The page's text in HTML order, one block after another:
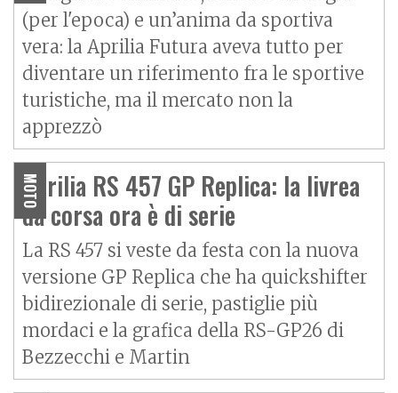
(per l'epoca) e un’anima da sportiva
vera: la Aprilia Futura aveva tutto per
diventare un riferimento fra le sportive
turistiche, ma il mercato non la
apprezzò
MOTO
Aprilia RS 457 GP Replica: la livrea
da corsa ora è di serie
La RS 457 si veste da festa con la nuova
versione GP Replica che ha quickshifter
bidirezionale di serie, pastiglie più
mordaci e la grafica della RS-GP26 di
Bezzecchi e Martin